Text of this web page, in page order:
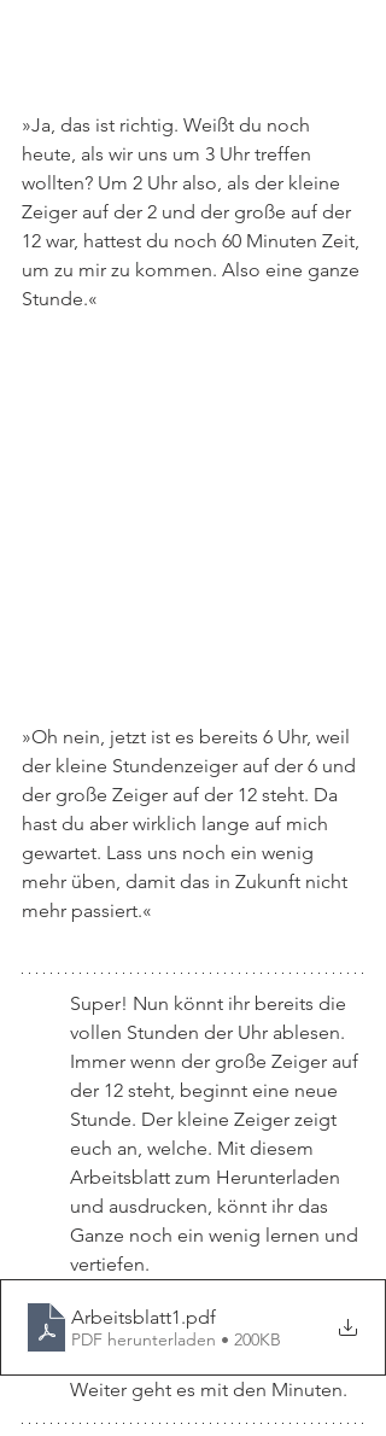
»Ja, das ist richtig. Weißt du noch
heute, als wir uns um 3 Uhr treffen
wollten? Um 2 Uhr also, als der kleine
Zeiger auf der 2 und der große auf der
12 war, hattest du noch 60 Minuten Zeit,
um zu mir zu kommen. Also eine ganze
Stunde.«
»Oh nein, jetzt ist es bereits 6 Uhr, weil
der kleine Stundenzeiger auf der 6 und
der große Zeiger auf der 12 steht. Da
hast du aber wirklich lange auf mich
gewartet. Lass uns noch ein wenig
mehr üben, damit das in Zukunft nicht
mehr passiert.«
Super! Nun könnt ihr bereits die
vollen Stunden der Uhr ablesen.
Immer wenn der große Zeiger auf
der 12 steht, beginnt eine neue
Stunde. Der kleine Zeiger zeigt
euch an, welche. Mit diesem
Arbeitsblatt zum Herunterladen
und ausdrucken, könnt ihr das
Ganze noch ein wenig lernen und
vertiefen.
Arbeitsblatt1.pdf
PDF herunterladen • 200KB
Weiter geht es mit den Minuten.